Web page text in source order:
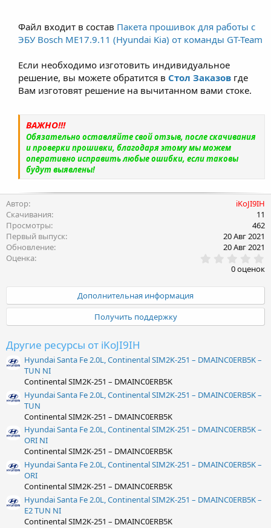
Файл входит в состав Пакета прошивок для работы с
ЭБУ Bosch ME17.9.11 (Hyundai Kia) от команды GT-Team
Если необходимо изготовить индивидуальное
решение, вы можете обратится в Стол Заказов где
Вам изготовят решение на вычитанном вами стоке.
ВАЖНО!!!
Обязательно оставляйте свой отзыв, после скачивания
и проверки прошивки, благодаря этому мы можем
оперативно исправить любые ошибки, если таковы
будут выявлены!
Автор
iKoJI9IH
Скачивания
11
Просмотры
462
Первый выпуск
20 Авг 2021
Обновление
20 Авг 2021
Оценка
.
0
0
в
ё
з
0 оценок
Дополнительная информация
Получить поддержку
Другие ресурсы от iKoJI9IH
Hyundai Santa Fe 2.0L, Continental SIM2K-251 – DMAINC0ERB5K –
TUN NI
Continental SIM2K-251 – DMAINC0ERB5K
Hyundai Santa Fe 2.0L, Continental SIM2K-251 – DMAINC0ERB5K –
TUN
Continental SIM2K-251 – DMAINC0ERB5K
Hyundai Santa Fe 2.0L, Continental SIM2K-251 – DMAINC0ERB5K –
ORI NI
Continental SIM2K-251 – DMAINC0ERB5K
Hyundai Santa Fe 2.0L, Continental SIM2K-251 – DMAINC0ERB5K –
ORI
Continental SIM2K-251 – DMAINC0ERB5K
Hyundai Santa Fe 2.0L, Continental SIM2K-251 – DMAINC0ERB5K –
E2 TUN NI
Continental SIM2K-251 – DMAINC0ERB5K